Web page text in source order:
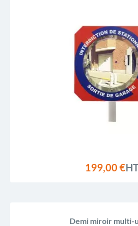
199,00 €
Demi miroir multi-